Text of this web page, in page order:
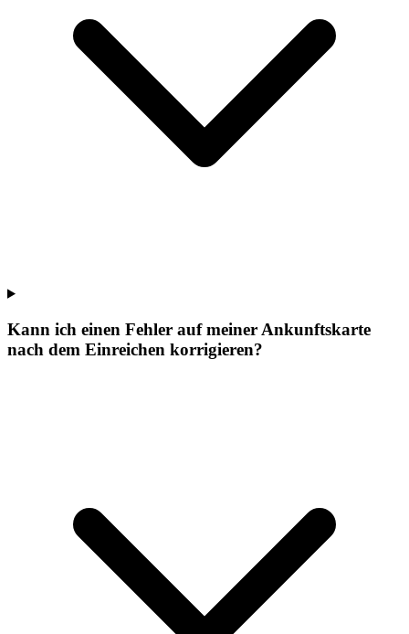
Kann ich einen Fehler auf meiner Ankunftskarte
nach dem Einreichen korrigieren?